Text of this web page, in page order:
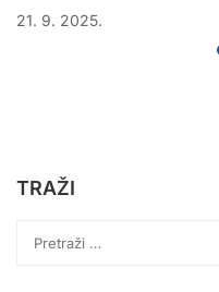
21. 9. 2025.
TRAŽI